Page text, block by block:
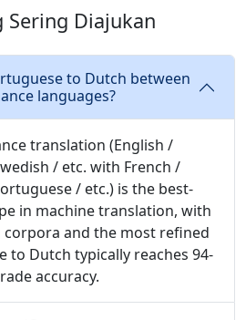
Sering Diajukan
to Dutch between
languages?
translation (English /
/ etc. with French /
/ etc.) is the best-
in machine translation, with
and the most refined
to Dutch typically reaches 94-
accuracy.